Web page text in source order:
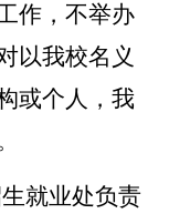
作，不举办
以我校名义
或个人，我
就业处负责